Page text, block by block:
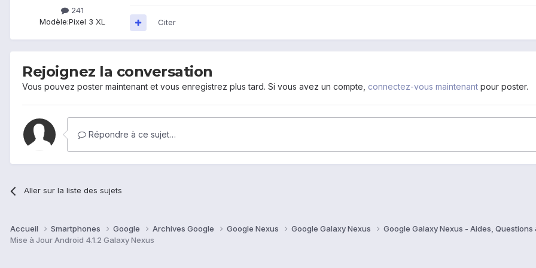
241
Modèle:Pixel 3 XL Citer
Rejoignez la conversation
Vous pouvez poster maintenant et vous enregistrez plus tard. Si vous avez un compte, connectez-vous maintenant pour poster.
Répondre à ce sujet…
Aller sur la liste des sujets
Accueil Smartphones Google Archives Google Google Nexus Google Galaxy Nexus
Google Galaxy Nexus - Aides, Questions
Mise à Jour Android 4.1.2 Galaxy Nexus